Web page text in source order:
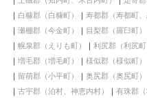
白糠郡（白糠町）
寿都郡（寿都町、
瀬棚郡（今金町）
目梨郡（羅臼町）
幌泉郡（えりも町）
利尻郡（利尻町
増毛郡（増毛町）
様似郡（様似町）
留萌郡（小平町）
奥尻郡（奥尻町）
古宇郡（泊村、神恵内村）
有珠郡（